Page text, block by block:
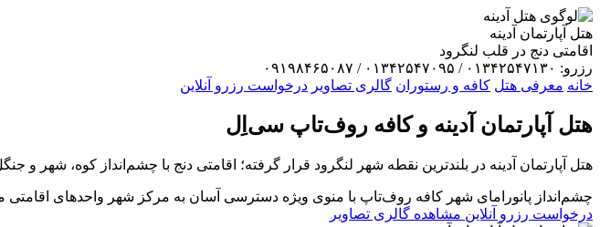
هتل آپارتمان آدینه
اقامتی دنج در قلب لنگرود
رزرو: ۰۱۳۴۲۵۴۷۱۳۰ / ۰۱۳۴۲۵۴۷۰۹۵ / ۰۹۱۹۸۴۶۵۰۸۷
خانه معرفی هتل کافه و رستوران گالری تصاویر درخواست رزرو آنلاین
هتل آپارتمان آدینه و کافه روف‌تاپ سی‌اِل
هتل آپارتمان آدینه در بلندترین نقطه شهر لنگرود قرار گرفته؛ اقامتی دنج با چشم‌انداز کوه،
چشم‌انداز پانورامای شهر کافه روف‌تاپ با منوی ویژه دسترسی آسان به مرکز شهر واحدهای اقامتی
درخواست رزرو آنلاین مشاهده گالری تصاویر